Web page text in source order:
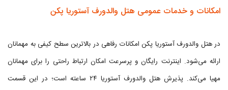
امکانات و خدمات عمومی هتل والدورف آستوریا پکن
در هتل والدورف آستوریا پکن امکانات رفاهی در بالاترین سطح کیفی به مهمانان
ارائه می‌شود. اینترنت رایگان و پرسرعت امکان ارتباط راحتی را برای مهمانان
مهیا می‌کند. پذیرش هتل والدورف آستوریا ۲۴ ساعته است؛ در این قسمت